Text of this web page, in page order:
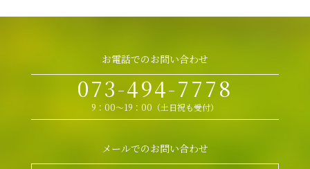
お電話でのお問い合わせ
073-494-7778
9：00～19：00（土日祝も受付）
メールでのお問い合わせ